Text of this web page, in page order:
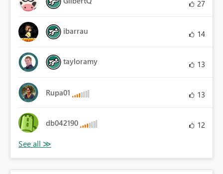
27
ibarrau 14
tayloramy 13
Rupa01 13
db042190 12